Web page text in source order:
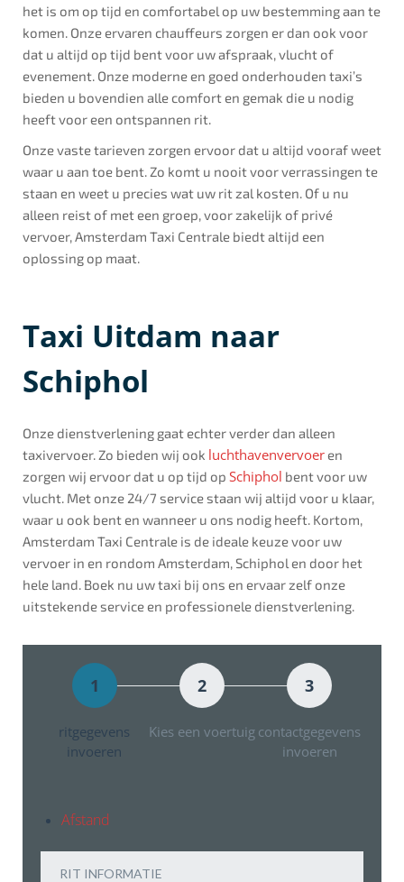
het is om op tijd en comfortabel op uw bestemming aan te
komen. Onze ervaren chauffeurs zorgen er dan ook voor
dat u altijd op tijd bent voor uw afspraak, vlucht of
evenement. Onze moderne en goed onderhouden taxi’s
bieden u bovendien alle comfort en gemak die u nodig
heeft voor een ontspannen rit.
Onze vaste tarieven zorgen ervoor dat u altijd vooraf weet
waar u aan toe bent. Zo komt u nooit voor verrassingen te
staan en weet u precies wat uw rit zal kosten. Of u nu
alleen reist of met een groep, voor zakelijk of privé
vervoer, Amsterdam Taxi Centrale biedt altijd een
oplossing op maat.
Taxi Uitdam naar
Schiphol
Onze dienstverlening gaat echter verder dan alleen
taxivervoer. Zo bieden wij ook luchthavenvervoeren
zorgen wij ervoor dat u op tijd op Schiphol bent voor uw
vlucht. Met onze 24/7 service staan wij altijd voor u klaar,
waar u ook bent en wanneer u ons nodig heeft. Kortom,
Amsterdam Taxi Centrale is de ideale keuze voor uw
vervoer in en rondom Amsterdam, Schiphol en door het
hele land. Boek nu uw taxi bij ons en ervaar zelf onze
uitstekende service en professionele dienstverlening.
1
ritgegevens
invoeren
2
Kies een voertuig
3
contactgegevens
invoeren
Afstand
RIT INFORMATIE